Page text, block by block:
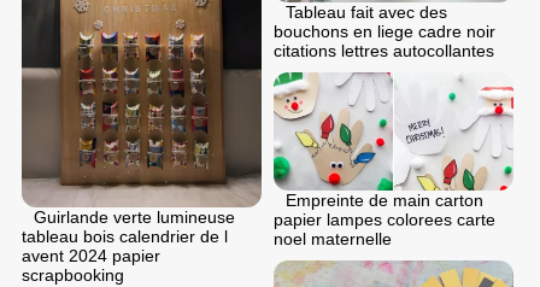
Tableau fait avec des
bouchons en liege cadre noir
citations lettres autocollantes
Guirlande verte lumineuse
tableau bois calendrier de l
avent 2024 papier
scrapbooking
Empreinte de main carton
papier lampes colorees carte
noel maternelle